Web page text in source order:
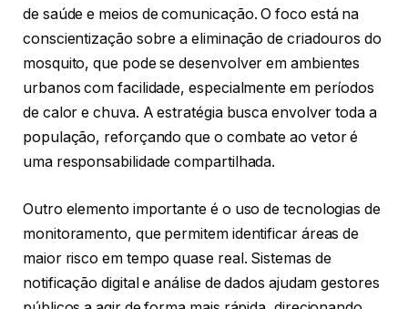
de saúde e meios de comunicação. O foco está na
conscientização sobre a eliminação de criadouros do
mosquito, que pode se desenvolver em ambientes
urbanos com facilidade, especialmente em períodos
de calor e chuva. A estratégia busca envolver toda a
população, reforçando que o combate ao vetor é
uma responsabilidade compartilhada.
Outro elemento importante é o uso de tecnologias de
monitoramento, que permitem identificar áreas de
maior risco em tempo quase real. Sistemas de
notificação digital e análise de dados ajudam gestores